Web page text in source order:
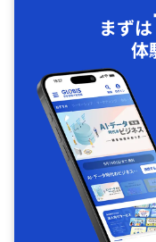
まずは
体